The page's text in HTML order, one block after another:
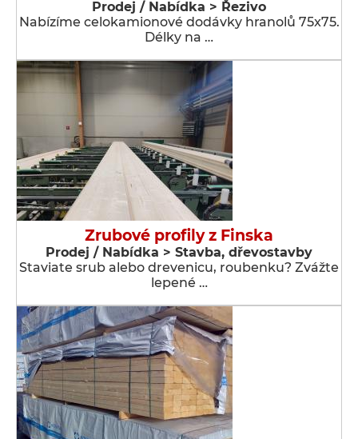
Prodej / Nabídka > Řezivo
Nabízíme celokamionové dodávky hranolů 75x75.
Délky na …
Zrubové profily z Finska
Prodej / Nabídka > Stavba, dřevostavby
Staviate srub alebo drevenicu, roubenku? Zvážte
lepené …